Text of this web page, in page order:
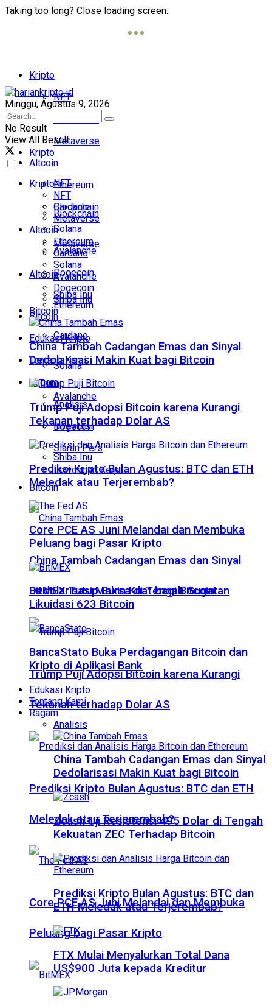
Taking too long? Close loading screen.
Kripto
NFT
Blockchain
Metaverse
Altcoin
Ethereum
Cardano
Solana
Avalanche
Dogecoin
Shiba Inu
Bitcoin
Edukasi Kripto
Tentang Kami
Ragam
Analisis
Investasi
Siaran Pers
Lowongan Kerja
Minggu, Agustus 9, 2026
No Result
View All Result
Kripto
NFT
Blockchain
Metaverse
Altcoin
Ethereum
Cardano
Solana
Avalanche
Dogecoin
Shiba Inu
Bitcoin
China Tambah Cadangan Emas dan Sinyal
Dedolarisasi Makin Kuat bagi Bitcoin
Trump Puji Adopsi Bitcoin karena Kurangi
Tekanan terhadap Dolar AS
Prediksi Kripto Bulan Agustus: BTC dan ETH
Meledak atau Terjerembab?
Core PCE AS Juni Melandai dan Membuka
Peluang bagi Pasar Kripto
Kripto
NFT
Blockchain
Metaverse
Altcoin
Ethereum
Cardano
Solana
Avalanche
Dogecoin
Shiba Inu
Bitcoin
China Tambah Cadangan Emas dan Sinyal
Dedolarisasi Makin Kuat bagi Bitcoin
Trump Puji Adopsi Bitcoin karena Kurangi
Tekanan terhadap Dolar AS
Prediksi Kripto Bulan Agustus: BTC dan ETH
Meledak atau Terjerembab?
Core PCE AS Juni Melandai dan Membuka
Peluang bagi Pasar Kripto
BitMEX Tutup Bursa di Tengah Gugatan
Likuidasi 623 Bitcoin
BancaStato Buka Perdagangan Bitcoin dan
Kripto di Aplikasi Bank
Edukasi Kripto
Tentang Kami
Ragam
Analisis
China Tambah Cadangan Emas dan Sinyal
Dedolarisasi Makin Kuat bagi Bitcoin
Zcash Uji Resistensi 495 Dolar di Tengah
Kekuatan ZEC Terhadap Bitcoin
Prediksi Kripto Bulan Agustus: BTC dan
ETH Meledak atau Terjerembab?
FTX Mulai Menyalurkan Total Dana
US$900 Juta kepada Kreditur